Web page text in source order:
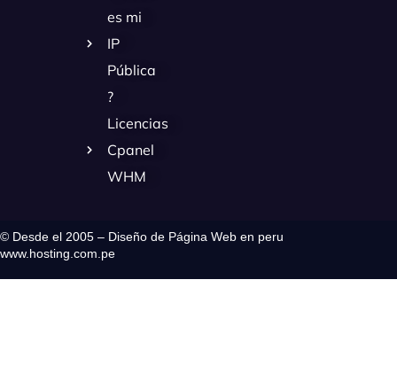
es mi
IP
Pública
?
Licencias
Cpanel
WHM
© Desde el 2005 – Diseño de Página Web en peru
www.hosting.com.pe